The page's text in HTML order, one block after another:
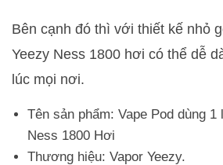
Bên cạnh đó thì với thiết kế nhỏ
Yeezy Ness 1800 hơi có thể dễ
lúc mọi nơi.
Tên sản phẩm: Vape Pod dùng 1
Ness 1800 Hơi
Thương hiệu: Vapor Yeezy.